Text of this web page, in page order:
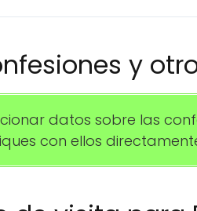
y
datos sobre las
con ellos